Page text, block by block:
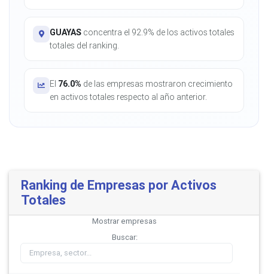
GUAYAS concentra el 92.9% de los activos totales
totales del ranking.
El 76.0% de las empresas mostraron crecimiento
en activos totales respecto al año anterior.
Ranking de Empresas por Activos
Totales
Mostrar empresas
Buscar: